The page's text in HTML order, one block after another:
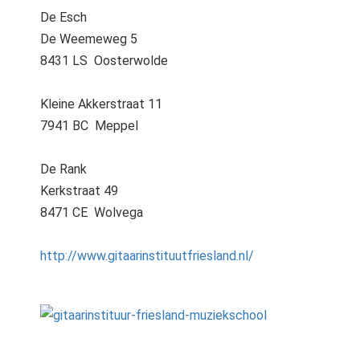
De Esch
De Weemeweg 5
8431 LS Oosterwolde
Kleine Akkerstraat 11
7941 BC Meppel
De Rank
Kerkstraat 49
8471 CE Wolvega
http://www.gitaarinstituutfriesland.nl/